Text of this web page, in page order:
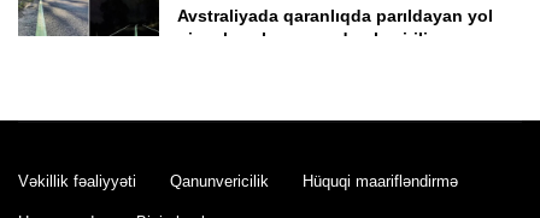
Avstraliyada qaranlıqda parıldayan yol
nişanlamaları sınaqdan keçirilir
Vəkillik fəaliyyəti Qanunvericilik Hüquqi maarifləndirmə